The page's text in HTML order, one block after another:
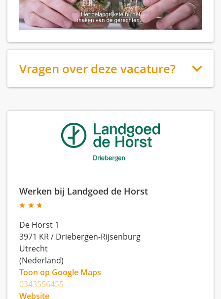
Vragen over deze vacature?
Werken bij Landgoed de Horst
De Horst 1
3971 KR/ Driebergen-Rijsenburg
Utrecht
(Nederland)
Toon op Google Maps
0343556455
Website